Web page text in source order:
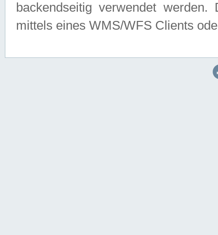
backendseitig verwendet
mittels eines WMS/WFS Clients